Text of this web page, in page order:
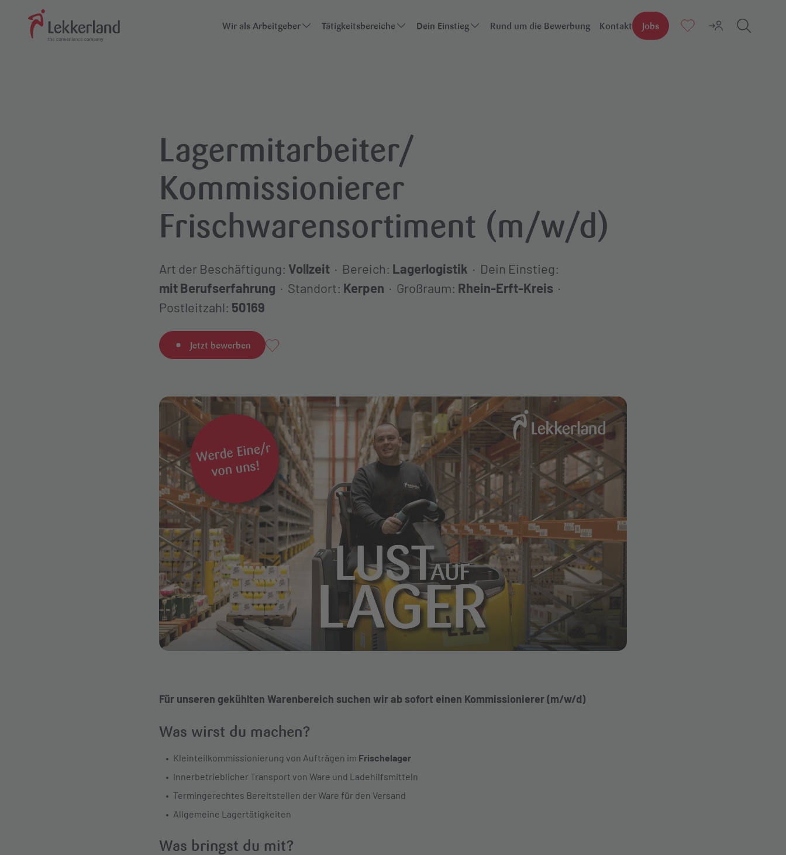
Wir als Arbeitgeber Tätigkeitsbereiche
IT & E-Commerce
Category Management
Business Development
Logistik
Dein Einstieg Rund um die Bewerbung Kontakt Jobs
Lagermitarbeiter/
Kommissionierer
Frischwarensortiment (m/w/d)
Art der Beschäftigung: Vollzeit Bereich: Lagerlogistik
Dein Einstieg:
mit Berufserfahrung
Standort: Kerpen Großraum: Rhein-Erft-Kreis
Postleitzahl: 50169
Jetzt bewerben Als Favorit hinzufügen
Für unseren gekühlten Warenbereich suchen wir ab sofort einen Kommissionierer (m/w/d)
Was wirst du machen?
Kleinteilkommissionierung von Aufträgen im Frischelager
Innerbetrieblicher Transport von Ware und Ladehilfsmitteln
Termingerechtes Bereitstellen der Ware für den Versand
Allgemeine Lagertätigkeiten
Was bringst du mit?